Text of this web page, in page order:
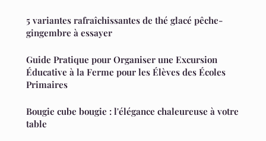
5 variantes rafraîchissantes de thé glacé pêche-
gingembre à essayer
Guide Pratique pour Organiser une Excursion
Éducative à la Ferme pour les Élèves des Écoles
Primaires
Bougie cube bougie : l'élégance chaleureuse à votre
table